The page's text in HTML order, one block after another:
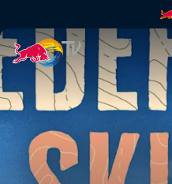
Skier les